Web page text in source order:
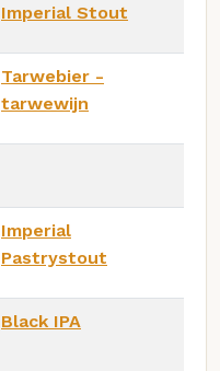
Imperial Stout
Tarwebier -
tarwewijn
Imperial
Pastrystout
Black IPA